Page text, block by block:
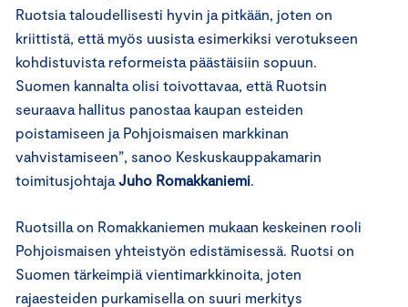
Ruotsia taloudellisesti hyvin ja pitkään, joten on
kriittistä, että myös uusista esimerkiksi verotukseen
kohdistuvista reformeista päästäisiin sopuun.
Suomen kannalta olisi toivottavaa, että Ruotsin
seuraava hallitus panostaa kaupan esteiden
poistamiseen ja Pohjoismaisen markkinan
vahvistamiseen”, sanoo Keskuskauppakamarin
toimitusjohtaja Juho Romakkaniemi.
Ruotsilla on Romakkaniemen mukaan keskeinen rooli
Pohjoismaisen yhteistyön edistämisessä. Ruotsi on
Suomen tärkeimpiä vientimarkkinoita, joten
rajaesteiden purkamisella on suuri merkitys